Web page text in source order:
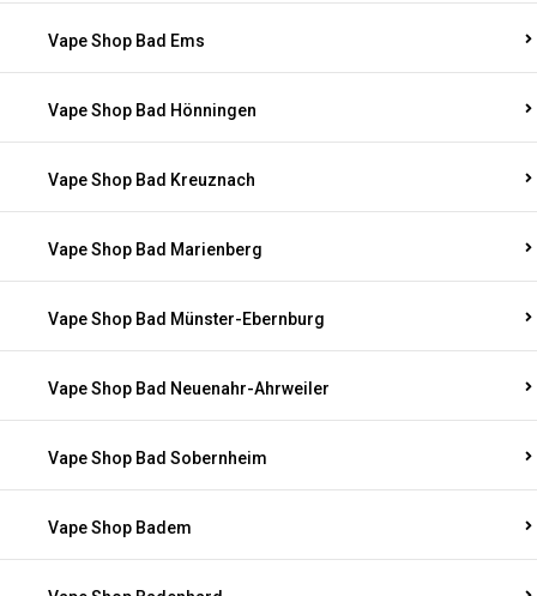
Vape Shop Bad Ems
Vape Shop Bad Hönningen
Vape Shop Bad Kreuznach
Vape Shop Bad Marienberg
Vape Shop Bad Münster-Ebernburg
Vape Shop Bad Neuenahr-Ahrweiler
Vape Shop Bad Sobernheim
Vape Shop Badem